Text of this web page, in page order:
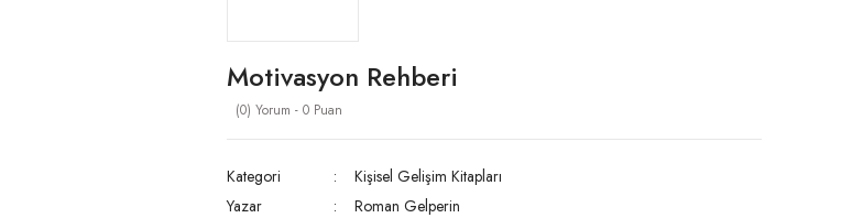
Motivasyon Rehberi
(0) Yorum - 0 Puan
Kategori
Kişisel Gelişim Kitapları
Yazar
Roman Gelperin